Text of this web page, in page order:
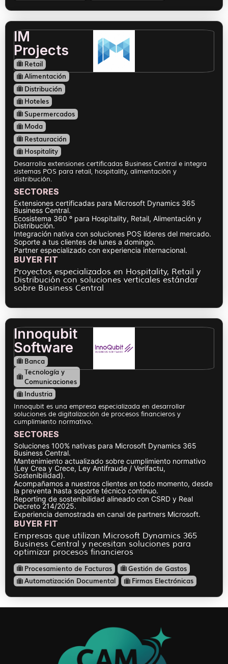
IM
Projects
Retail
Alimentación
Distribución
Hoteles
Supermercados
Moda
Restauración
Hospitality
Desarrolla extensiones certificadas Business Central e integra
sistemas POS para retail, hospitality, alimentación y
distribución.
SECTORES
Extensiones certificadas para Microsoft Dynamics 365
Business Central.
Ecosistema 360 º para Hospitality, Retail, Alimentación y
Distribución.
Integración nativa con soluciones POS líderes del mercado.
Soporte a tus clientes de lunes a domingo.
Partner especializado con experiencia internacional.
BUYER FIT
Proyectos especializados en Hospitality, Retail y
Distribución con soluciones verticales estándar
sobre Business Central
Innoqubit
Software
Banca
Tecnología y
Comunicaciones
Industria
Innoqubit es una empresa especializada en desarrollar
soluciones de digitalización de procesos financieros y
cumplimiento normativo.
SECTORES
Soluciones 100% nativas para Microsoft Dynamics 365
Business Central.
Mantenimiento actualizado sobre cumplimiento normativo
(Ley Crea y Crece, Ley Antifraude / Verifactu,
Sostenibilidad).
Acompañamos a nuestros clientes en todo momento, desde
la preventa hasta soporte técnico continuo.
Reporting de sostenibilidad alineado con CSRD y Real
Decreto 214/2025.
Experiencia demostrada en canal de partners Microsoft.
BUYER FIT
Empresas que utilizan Microsoft Dynamics 365
Business Central y necesitan soluciones para
optimizar procesos financieros
Procesamiento de Facturas
Gestión de Gastos
Automatización Documental
Firmas Electrónicas